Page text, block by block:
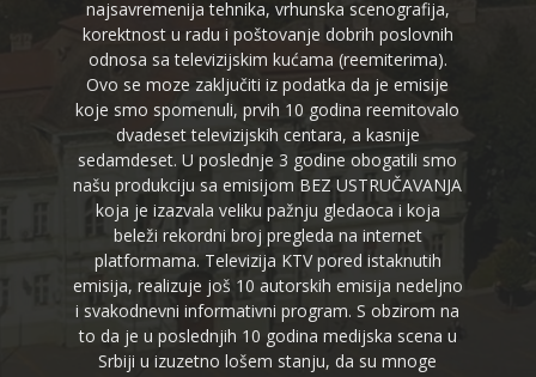
najsavremenija tehnika, vrhunska scenografija,
korektnost u radu i poštovanje dobrih poslovnih
odnosa sa televizijskim kućama (reemiterima).
Ovo se moze zaključiti iz podatka da je emisije
koje smo spomenuli, prvih 10 godina reemitovalo
dvadeset televizijskih centara, a kasnije
sedamdeset. U poslednje 3 godine obogatili smo
našu produkciju sa emisijom BEZ USTRUČAVANJA
koja je izazvala veliku pažnju gledaoca i koja
beleži rekordni broj pregleda na internet
platformama. Televizija KTV pored istaknutih
emisija, realizuje još 10 autorskih emisija nedeljno
i svakodnevni informativni program. S obzirom na
to da je u poslednjih 10 godina medijska scena u
Srbiji u izuzetno lošem stanju, da su mnoge